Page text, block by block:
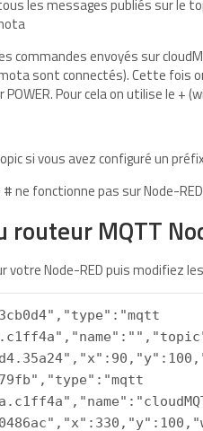
les messages publiés sur le
commandes envoyés sur
sont connectés). Cette fois
Pour cela on utilise le +
si vous avez configuré un
ne fonctionne pas sur Node-
routeur MQTT
votre Node-RED puis modifiez